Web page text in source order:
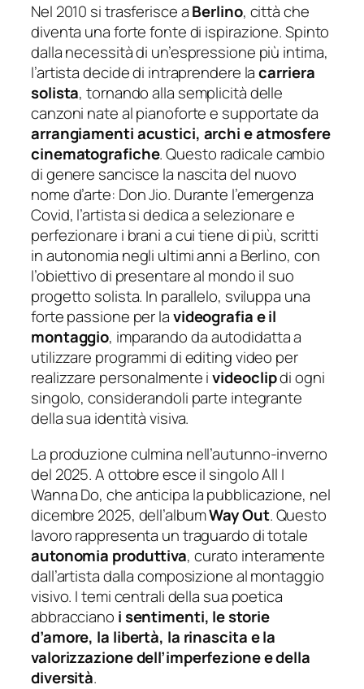
Nel 2010 si trasferisce aBerlino, città che
diventa una forte fonte di ispirazione. Spinto
dalla necessità di un’espressione più intima,
l’artista decide di intraprendere lacarriera
solista, tornando alla semplicità delle
canzoni nate al pianoforte e supportate da
arrangiamenti acustici, archi e atmosfere
cinematografiche. Questo radicale cambio
di genere sancisce la nascita del nuovo
nome d’arte: Don Jio. Durante l’emergenza
Covid, l’artista si dedica a selezionare e
perfezionare i brani a cui tiene di più, scritti
in autonomia negli ultimi anni a Berlino, con
l’obiettivo di presentare al mondo il suo
progetto solista. In parallelo, sviluppa una
forte passione per lavideografia e il
montaggio, imparando da autodidatta a
utilizzare programmi di editing video per
realizzare personalmente ivideoclipdi ogni
singolo, considerandoli parte integrante
della sua identità visiva.
La produzione culmina nell’autunno-inverno
del 2025. A ottobre esce il singolo All I
Wanna Do, che anticipa la pubblicazione, nel
dicembre 2025, dell’albumWay Out. Questo
lavoro rappresenta un traguardo di totale
autonomia produttiva, curato interamente
dall’artista dalla composizione al montaggio
visivo. I temi centrali della sua poetica
abbracciano i sentimenti, le storie
d’amore, la libertà, la rinascita e la
valorizzazione dell’imperfezione e della
diversità.